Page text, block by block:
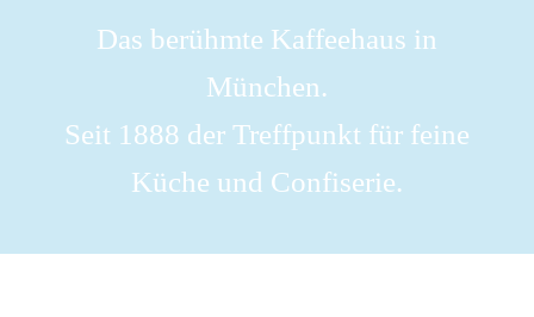
Das berühmte Kaffeehaus in
München.
Seit 1888 der Treffpunkt für feine
Küche und Confiserie.